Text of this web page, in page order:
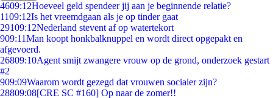
4609:12Hoeveel geld spendeer jij aan je beginnende relatie?
1109:12Is het vreemdgaan als je op tinder gaat
29109:12Nederland stevent af op watertekort
909:11Man koopt honkbalknuppel en wordt direct opgepakt en
afgevoerd.
26809:10Agent smijt zwangere vrouw op de grond, onderzoek gestart
#2
909:09Waarom wordt gezegd dat vrouwen socialer zijn?
28809:08[CRE SC #160] Op naar de zomer!!